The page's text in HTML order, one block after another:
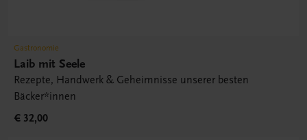
Gastronomie
Laib mit Seele
Rezepte, Handwerk & Geheimnisse unserer besten
Bäcker*innen
€ 32,00